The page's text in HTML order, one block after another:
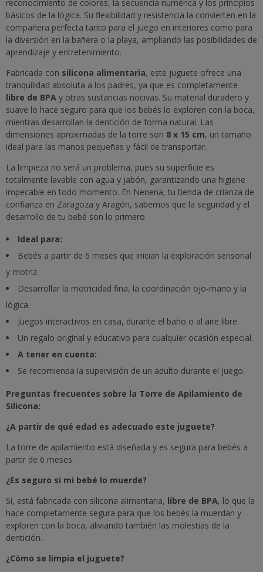
reconocimiento de colores, la secuencia numérica y los principios
básicos de la lógica. Su flexibilidad y resistencia la convierten en la
compañera perfecta tanto para el juego en interiores como para
la diversión en la bañera o la playa, ampliando las posibilidades de
aprendizaje y entretenimiento.
Fabricada con silicona alimentaria, este juguete ofrece una
tranquilidad absoluta a los padres, ya que es completamente
libre de BPA y otras sustancias nocivas. Su material duradero y
suave lo hace seguro para que los bebés lo exploren con la boca,
mientras desarrollan la dentición de forma natural. Las
dimensiones aproximadas de la torre son 8 x 15 cm, un tamaño
ideal para las manos pequeñas y fácil de transportar.
La limpieza no será un problema, pues su superficie es
totalmente lavable con agua y jabón, garantizando una higiene
impecable en todo momento. En Nenena, tu tienda de crianza de
confianza en Zaragoza y Aragón, sabemos que la seguridad y el
desarrollo de tu bebé son lo primero.
Ideal para:
Bebés a partir de 6 meses que inician la exploración sensorial
y motriz.
Desarrollar la motricidad fina, la coordinación ojo-mano y la
lógica.
Juegos interactivos en casa, durante el baño o al aire libre.
Un regalo original y educativo para cualquier ocasión especial.
A tener en cuenta:
Se recomienda la supervisión de un adulto durante el juego.
Preguntas frecuentes sobre la Torre de Apilamiento de
Silicona:
¿A partir de qué edad es adecuado este juguete?
La torre de apilamiento está diseñada y es segura para bebés a
partir de 6 meses.
¿Es seguro si mi bebé lo muerde?
Sí, está fabricada con silicona alimentaria, libre de BPA, lo que la
hace completamente segura para que los bebés la muerdan y
exploren con la boca, aliviando también las molestias de la
dentición.
¿Cómo se limpia el juguete?